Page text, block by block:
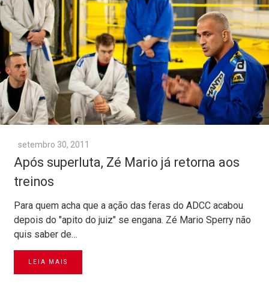
setembro 30, 2011
Após superluta, Zé Mario já retorna aos
treinos
Para quem acha que a ação das feras do ADCC acabou
depois do "apito do juiz" se engana. Zé Mario Sperry não
quis saber de…
LEIA MAIS